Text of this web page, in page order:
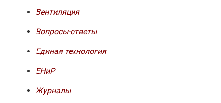
Вентиляция
Вопросы-ответы
Единая технология
ЕНиР
Журналы